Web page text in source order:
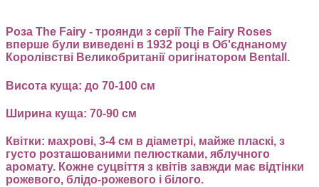
Роза The Fairy - троянди з серії The Fairy Roses
вперше були виведені в 1932 році в Об'єднаному
Королівстві Великобританії оригінатором Bentall.
Висота куща: до 70-100 см
Ширина куща: 70-90 см
Квітки: махрові, 3-4 см в діаметрі, майже пласкі, з
густо розташованими пелюстками, яблучного
аромату. Кожне суцвіття з квітів завжди має відтінки
рожевого, блідо-рожевого і білого.